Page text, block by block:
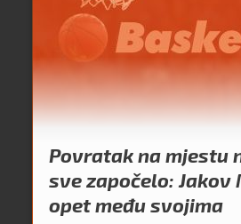
Povratak na mjestu
sve započelo: Jakov
opet među svojima